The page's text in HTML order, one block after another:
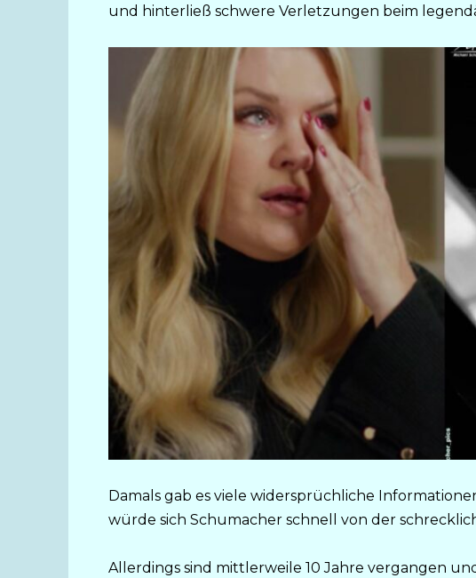
und hinterließ schwere Verletzungen beim
Damals gab es viele widersprüchliche
würde sich Schumacher schnell von der
Allerdings sind mittlerweile 10 Jahre vergangen